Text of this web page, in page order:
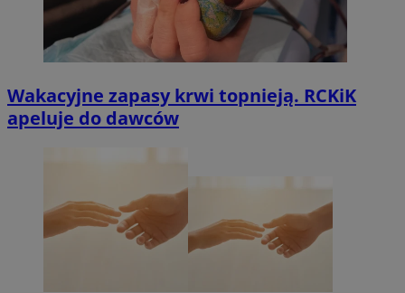
Wakacyjne zapasy krwi topnieją. RCKiK
apeluje do dawców